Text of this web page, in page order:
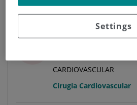
CARDIOVASCULAR
Cirugía Cardiovascular
Settings